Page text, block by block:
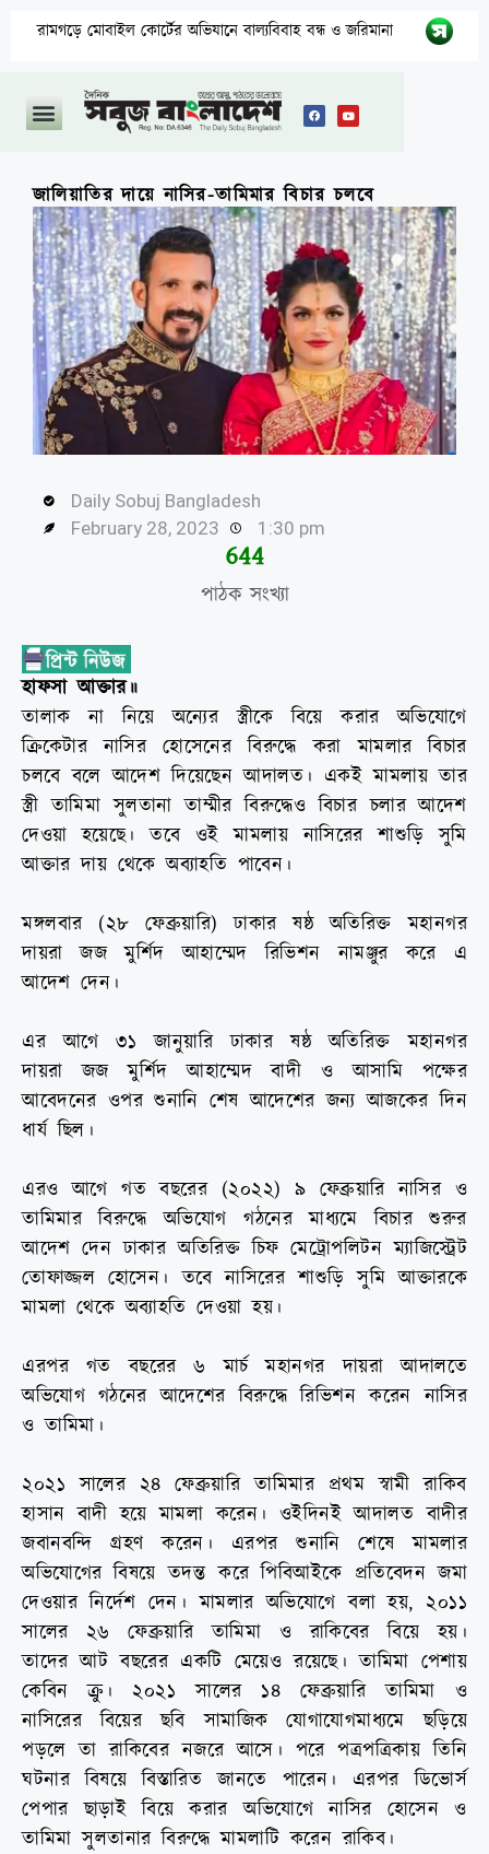
মোবাইল কোর্টের অভিযানে বাল্যবিবাহ বন্ধ ও জরিমানা
জালিয়াতির দায়ে নাসির-তামিমার বিচার চলবে
Daily Sobuj Bangladesh
February 28, 2023
1:30 pm
পাঠক সংখ্যা
646
হাফসা আক্তার॥
তালাক না নিয়ে অন্যের স্ত্রীকে বিয়ে করার অভিযোগে
ক্রিকেটার নাসির হোসেনের বিরুদ্ধে করা মামলার বিচার
চলবে বলে আদেশ দিয়েছেন আদালত। একই মামলায় তার
স্ত্রী তামিমা সুলতানা তাম্মীর বিরুদ্ধেও বিচার চলার আদেশ
দেওয়া হয়েছে। তবে ওই মামলায় নাসিরের শাশুড়ি সুমি
আক্তার দায় থেকে অব্যাহতি পাবেন।
মঙ্গলবার (২৮ ফেব্রুয়ারি) ঢাকার ষষ্ঠ অতিরিক্ত মহানগর
দায়রা জজ মুর্শিদ আহাম্মেদ রিভিশন নামঞ্জুর করে এ
আদেশ দেন।
এর আগে ৩১ জানুয়ারি ঢাকার ষষ্ঠ অতিরিক্ত মহানগর
দায়রা জজ মুর্শিদ আহাম্মেদ বাদী ও আসামি পক্ষের
আবেদনের ওপর শুনানি শেষ আদেশের জন্য আজকের দিন
ধার্য ছিল।
এরও আগে গত বছরের (২০২২) ৯ ফেব্রুয়ারি নাসির ও
তামিমার বিরুদ্ধে অভিযোগ গঠনের মাধ্যমে বিচার শুরুর
আদেশ দেন ঢাকার অতিরিক্ত চিফ মেট্রোপলিটন ম্যাজিস্ট্রেট
তোফাজ্জল হোসেন। তবে নাসিরের শাশুড়ি সুমি আক্তারকে
মামলা থেকে অব্যাহতি দেওয়া হয়।
এরপর গত বছরের ৬ মার্চ মহানগর দায়রা আদালতে
অভিযোগ গঠনের আদেশের বিরুদ্ধে রিভিশন করেন নাসির
ও তামিমা।
২০২১ সালের ২৪ ফেব্রুয়ারি তামিমার প্রথম স্বামী রাকিব
হাসান বাদী হয়ে মামলা করেন। ওইদিনই আদালত বাদীর
জবানবন্দি গ্রহণ করেন। এরপর শুনানি শেষে মামলার
অভিযোগের বিষয়ে তদন্ত করে পিবিআইকে প্রতিবেদন জমা
দেওয়ার নির্দেশ দেন। মামলার অভিযোগে বলা হয়, ২০১১
সালের ২৬ ফেব্রুয়ারি তামিমা ও রাকিবের বিয়ে হয়।
তাদের আট বছরের একটি মেয়েও রয়েছে। তামিমা পেশায়
কেবিন ক্রু। ২০২১ সালের ১৪ ফেব্রুয়ারি তামিমা ও
নাসিরের বিয়ের ছবি সামাজিক যোগাযোগমাধ্যমে ছড়িয়ে
পড়লে তা রাকিবের নজরে আসে। পরে পত্রপত্রিকায় তিনি
ঘটনার বিষয়ে বিস্তারিত জানতে পারেন। এরপর ডিভোর্স
পেপার ছাড়াই বিয়ে করার অভিযোগে নাসির হোসেন ও
তামিমা সুলতানার বিরুদ্ধে মামলাটি করেন রাকিব।